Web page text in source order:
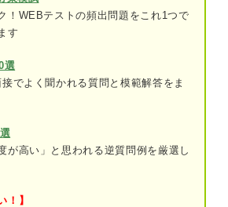
盛り込む志望動機の例文10選
例文）
③人材業界
④保険業界
！WEBテストの頻出問題をこれ1つで
す
選
でよく聞かれる質問と模範解答をま
が高い」と思われる逆質問例を厳選し
！】